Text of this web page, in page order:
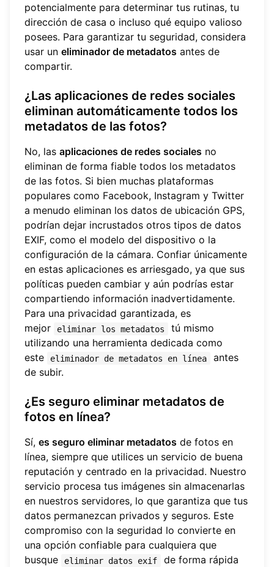
potencialmente para determinar tus rutinas, tu
dirección de casa o incluso qué equipo valioso
posees. Para garantizar tu seguridad, considera
usar un eliminador de metadatos antes de
compartir.
¿Las aplicaciones de redes sociales
eliminan automáticamente todos los
metadatos de las fotos?
No, las aplicaciones de redes sociales no
eliminan de forma fiable todos los metadatos
de las fotos. Si bien muchas plataformas
populares como Facebook, Instagram y Twitter
a menudo eliminan los datos de ubicación GPS,
podrían dejar incrustados otros tipos de datos
EXIF, como el modelo del dispositivo o la
configuración de la cámara. Confiar únicamente
en estas aplicaciones es arriesgado, ya que sus
políticas pueden cambiar y aún podrías estar
compartiendo información inadvertidamente.
Para una privacidad garantizada, es
mejor
eliminar los metadatos
tú mismo
utilizando una herramienta dedicada como
este
eliminador de metadatos en línea
antes
de subir.
¿Es seguro eliminar metadatos de
fotos en línea?
Sí, es seguro eliminar metadatos de fotos en
línea, siempre que utilices un servicio de buena
reputación y centrado en la privacidad. Nuestro
servicio procesa tus imágenes sin almacenarlas
en nuestros servidores, lo que garantiza que tus
datos permanezcan privados y seguros. Este
compromiso con la seguridad lo convierte en
una opción confiable para cualquiera que
busque
eliminar datos exif
de forma rápida